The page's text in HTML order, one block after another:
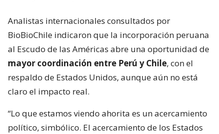
Analistas internacionales consultados por
BioBioChile indicaron que la incorporación peruana
al Escudo de las Américas abre una oportunidad de
mayor coordinación entre Perú y Chile, con el
respaldo de Estados Unidos, aunque aún no está
claro el impacto real.
“Lo que estamos viendo ahorita es un acercamiento
político, simbólico. El acercamiento de los Estados